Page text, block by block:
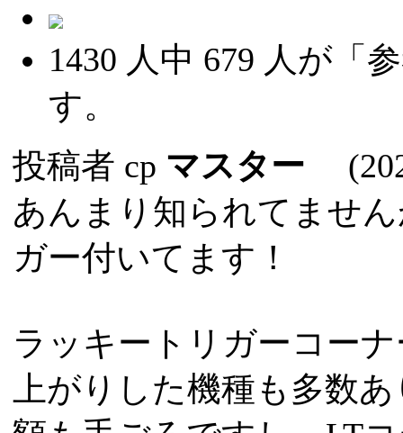
1430 人中 679 人が「
す。
投稿者 cp マスター
あんまり知られてませ
ガー付いてます！
ラッキートリガーコー
上がりした機種も多数